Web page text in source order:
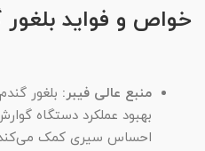
خواص و فواید بلغور
منبع عالی فیبر: بلغور
بهبود عملکرد دستگاه
احساس سیری کمک